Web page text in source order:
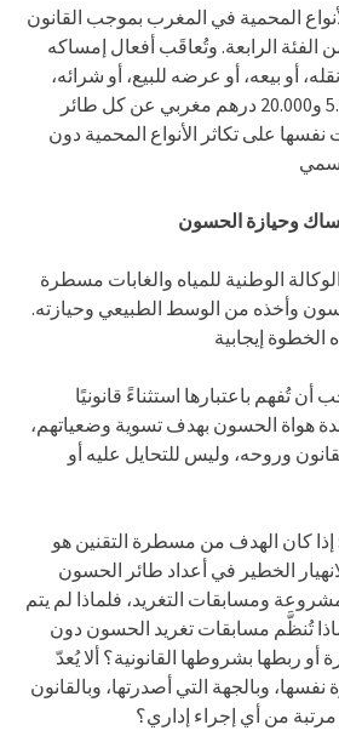
المحمية في المغرب بموجب القانون
ضمن الفئة الرابعة. وتُعاقَب أفعال إمساكه
أو بيعه، أو عرضه للبيع، أو شرائه،
بغرامات تتراوح بين 5.000 و20.000 درهم مغربي عن كل طائر
على تكاثر الأنواع المحمية دون
وحيازة الحسون
أصدرت الوكالة الوطنية للمياه والغابات مسطرة
وأخذه من الوسط الطبيعي وحيازته.
الخطوة إيجابية
تُفهم باعتبارها استثناءً قانونيًا
هواة الحسون بهدف تسوية وضعياتهم،
وروحه، وليس للتحايل عليه أو
كان الهدف من مسطرة التقنين هو
الخطير في أعداد طائر الحسون
ومسابقات التغريد، فلماذا لم يتم
تُنظَّم مسابقات تغريد الحسون دون
ربطها بشروطها القانونية؟ ألا يُعدّ
وبالجهة التي أصدرتها، وبالقانون
من أي إجراء إداري؟